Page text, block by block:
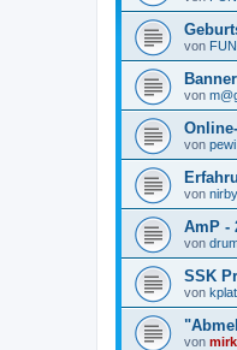
von
Banner
von
von pewi
von nirby
AmP -
von
SSK
von
von